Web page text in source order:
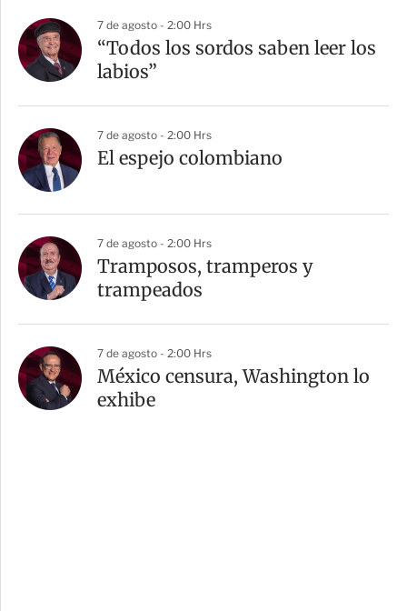
7 de agosto - 2:00 Hrs
“Todos los sordos saben leer los
labios”
7 de agosto - 2:00 Hrs
El espejo colombiano
7 de agosto - 2:00 Hrs
Tramposos, tramperos y
trampeados
7 de agosto - 2:00 Hrs
México censura, Washington lo
exhibe